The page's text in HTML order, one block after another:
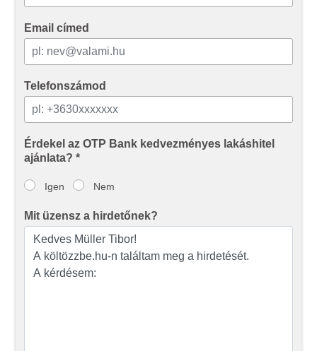
Email címed
Telefonszámod
Érdekel az OTP Bank kedvezményes lakáshitel
ajánlata? *
Igen Nem
Mit üzensz a hirdetőnek?